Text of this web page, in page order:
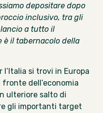
depositare dopo
inclusivo, tra gli
a tutto il
è il tabernacolo della
si trovi in Europa
dell’economia
ulteriore salto di
gli importanti target